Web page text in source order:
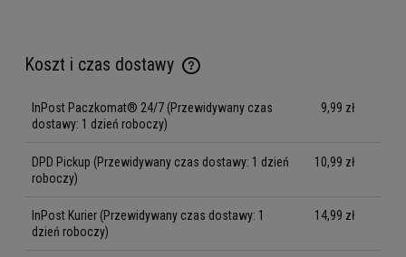
Koszt i czas dostawy
Cena nie zawiera ewentualnych kosztów płatności
InPost Paczkomat® 24/7 (Przewidywany czas
dostawy: 1 dzień roboczy)
9,99 zł
DPD Pickup (Przewidywany czas dostawy: 1 dzień
roboczy)
10,99 zł
InPost Kurier (Przewidywany czas dostawy: 1
dzień roboczy)
14,99 zł